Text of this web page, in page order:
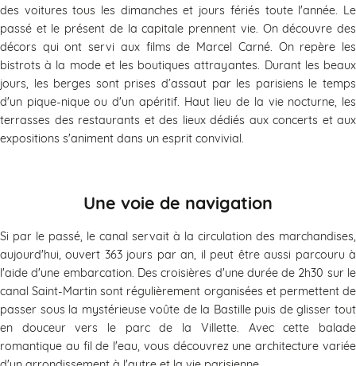
des voitures tous les dimanches et jours fériés toute l'année. Le
passé et le présent de la capitale prennent vie. On découvre des
décors qui ont servi aux films de Marcel Carné. On repère les
bistrots à la mode et les boutiques attrayantes. Durant les beaux
jours, les berges sont prises d’assaut par les parisiens le temps
d'un pique-nique ou d'un apéritif. Haut lieu de la vie nocturne, les
terrasses des restaurants et des lieux dédiés aux concerts et aux
expositions s'animent dans un esprit convivial.
Une voie de navigation
Si par le passé, le canal servait à la circulation des marchandises,
aujourd'hui, ouvert 363 jours par an, il peut être aussi parcouru à
l'aide d'une embarcation. Des croisières d'une durée de 2h30 sur le
canal Saint-Martin sont régulièrement organisées et permettent de
passer sous la mystérieuse voûte de la Bastille puis de glisser tout
en douceur vers le parc de la Villette. Avec cette balade
romantique au fil de l'eau, vous découvrez une architecture variée